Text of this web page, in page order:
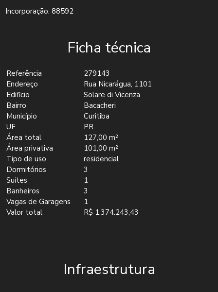
Incorporação: 88592
Ficha técnica
Referência
279143
Endereço
Rua Nicarágua, 1101
Edificio
Solare di Vicenza
Bairro
Bacacheri
Município
Curitiba
UF
PR
Área total
127,00 m²
Área privativa
101,00 m²
Tipo de uso
residencial
Dormitórios
3
Suítes
1
Banheiros
3
Vagas de Garagens
1
Valor total
R$ 1.374.243,43
Infraestrutura